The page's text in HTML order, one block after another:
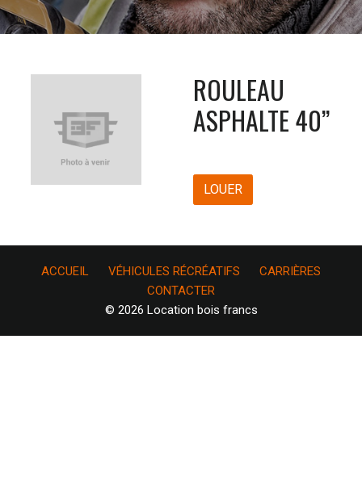
ROULEAU
ASPHALTE 40’’
LOUER
ACCUEIL VÉHICULES RÉCRÉATIFS
CARRIÈRES
CONTACTER
© 2026 Location bois francs